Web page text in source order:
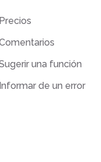
Precios
una función
Informar de un error